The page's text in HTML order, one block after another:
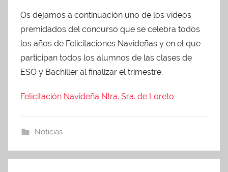
i
n
A
P
A
Os dejamos a continuación uno de los vídeos
premidados del concurso que se celebra todos
los años de Felicitaciones Navideñas y en el que
participan todos los alumnos de las clases de
ESO y Bachiller al finalizar el trimestre.
Felicitación Navideña Ntra. Sra. de Loreto
Noticias